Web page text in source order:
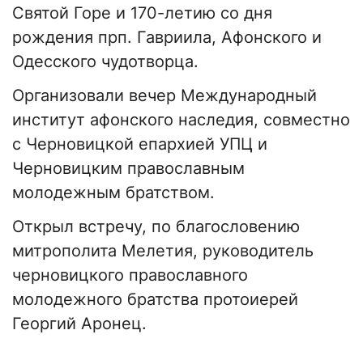
Святой Горе и 170-летию со дня
рождения прп. Гавриила, Афонского и
Одесского чудотворца.
Организовали вечер Международный
институт афонского наследия, совместно
с Черновицкой епархией УПЦ и
Черновицким православным
молодежным братством.
Открыл встречу, по благословению
митрополита Мелетия, руководитель
черновицкого православного
молодежного братства протоиерей
Георгий Аронец.